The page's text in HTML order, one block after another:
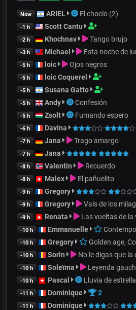
Now ARIEL El choclo (2)
-1 h Scott Cantu
-2 h Khochnav Tango brujo
-3 h Michael Esta noche de
-5 h loic Ojos negros
-5 h loic Coquerel
-5 h Susana Gatto
-5 h Andy Confesión
-5 h Zsolt Fumando espero
-6 h Davina
-7 h Jana Trago amargo
-7 h Jana
-8 h Valentin Recuerdo
-8 h Malex El pañuelito
-9 h Gregory
-9 h Gregory Vals de los
-9 h Renata Las vueltas de la
-10 h Emmanuelle
-10 h Gregory Golden age,
-10 h Sorin No le digas que la
-10 h Soleïma Leyenda
-10 h Pascal Lluvia de
-11 h Dominique 2
-11 h Dominique